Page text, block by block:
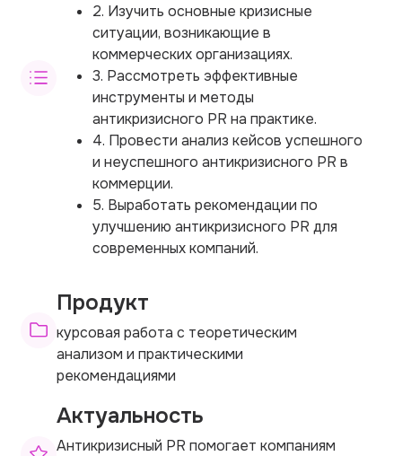
2. Изучить основные кризисные
ситуации, возникающие в
коммерческих организациях.
3. Рассмотреть эффективные
инструменты и методы
антикризисного PR на практике.
4. Провести анализ кейсов успешного
и неуспешного антикризисного PR в
коммерции.
5. Выработать рекомендации по
улучшению антикризисного PR для
современных компаний.
Продукт
курсовая работа с теоретическим
анализом и практическими
рекомендациями
Актуальность
Антикризисный PR помогает компаниям